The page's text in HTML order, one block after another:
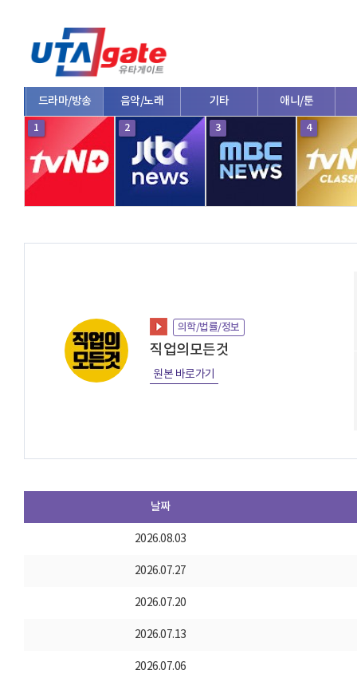
드라마/방송 음악/노래 기타 애니/툰
1 2 3 4
의학/법률/정보
직업의모든것
원본 바로가기
날짜
2026.08.03
2026.07.27
2026.07.20
2026.07.13
2026.07.06